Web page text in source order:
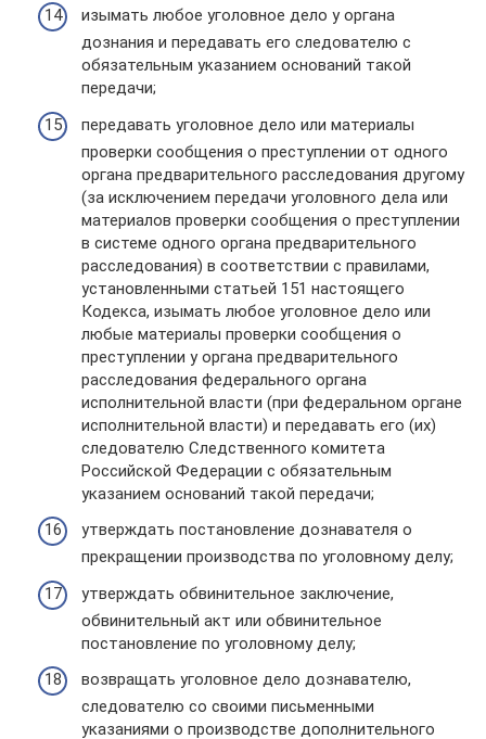
изымать любое уголовное дело у органа
дознания и передавать его следователю с
обязательным указанием оснований такой
передачи;
передавать уголовное дело или материалы
проверки сообщения о преступлении от одного
органа предварительного расследования другому
(за исключением передачи уголовного дела или
материалов проверки сообщения о преступлении
в системе одного органа предварительного
расследования) в соответствии с правилами,
установленными статьей 151 настоящего
Кодекса, изымать любое уголовное дело или
любые материалы проверки сообщения о
преступлении у органа предварительного
расследования федерального органа
исполнительной власти (при федеральном органе
исполнительной власти) и передавать его (их)
следователю Следственного комитета
Российской Федерации с обязательным
указанием оснований такой передачи;
утверждать постановление дознавателя о
прекращении производства по уголовному делу;
утверждать обвинительное заключение,
обвинительный акт или обвинительное
постановление по уголовному делу;
возвращать уголовное дело дознавателю,
следователю со своими письменными
указаниями о производстве дополнительного